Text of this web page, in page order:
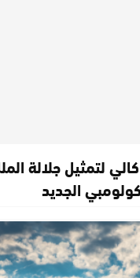
لتمثيل جلالة
الجديد